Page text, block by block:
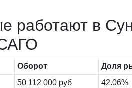
работают в
Оборот Доля
50 112 000 руб 42.06%